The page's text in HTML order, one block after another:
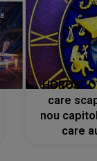
care
nou
care